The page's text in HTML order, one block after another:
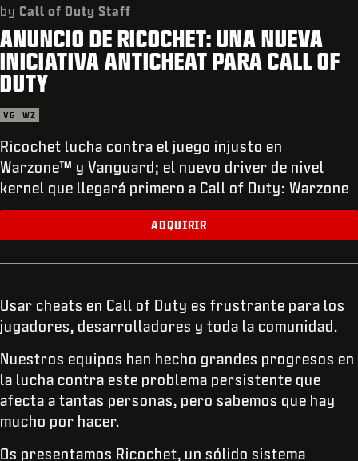
SOPORTE
REDEEM BETA CODE
XBOX GAME PASS
by Call of Duty Staff
ANUNCIO DE RICOCHET: UNA NUEVA
INICIATIVA ANTICHEAT PARA CALL OF
DUTY
VG WZ
Ricochet lucha contra el juego injusto en
Warzone™ y Vanguard; el nuevo driver de nivel
kernel que llegará primero a Call of Duty: Warzone
ADQUIRIR
Usar cheats en Call of Duty es frustrante para los
jugadores, desarrolladores y toda la comunidad.
Nuestros equipos han hecho grandes progresos en
la lucha contra este problema persistente que
afecta a tantas personas, pero sabemos que hay
mucho por hacer.
Os presentamos Ricochet, un sólido sistema